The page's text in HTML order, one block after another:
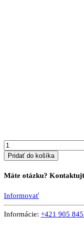
Pridať do košíka
Máte otázku?
Informovať
Informácie: +421 905